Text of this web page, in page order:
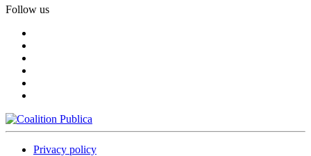
Follow us
Privacy policy